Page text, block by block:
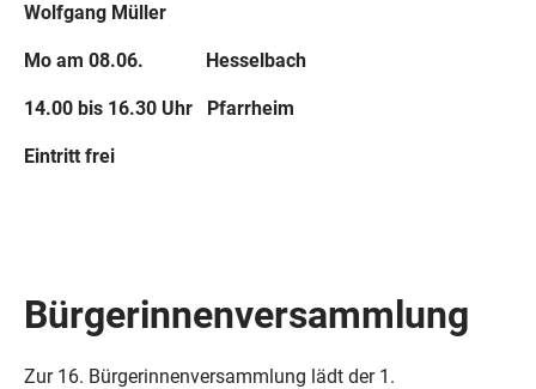
Wolfgang Müller
Mo am 08.06. Hesselbach
14.00 bis 16.30 Uhr Pfarrheim
Eintritt frei
Bürgerinnenversammlung
Zur 16. Bürgerinnenversammlung lädt der 1.